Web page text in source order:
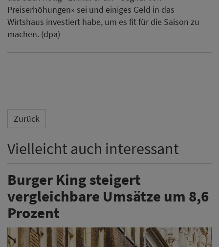
Preiserhöhungen» sei und einiges Geld in das
Wirtshaus investiert habe, um es fit für die Saison zu
machen. (dpa)
Zurück
Vielleicht auch interessant
Burger King steigert
vergleichbare Umsätze um 8,6
Prozent